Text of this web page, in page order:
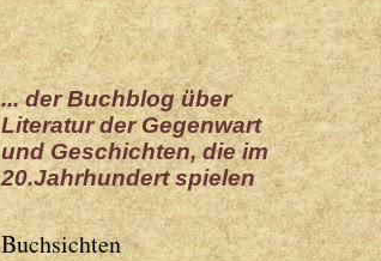
... der Buchblog über
Literatur der Gegenwart
und Geschichten, die im
20.Jahrhundert spielen
Buchsichten